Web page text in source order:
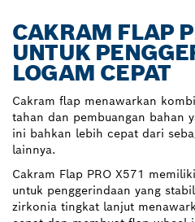
CAKRAM FLAP
UNTUK
LOGAM CEPAT
Cakram flap menawarkan
tahan dan pembuangan bahan
ini bahkan lebih cepat dari
lainnya.
Cakram Flap PRO X571
untuk penggerindaan yang
zirkonia tingkat lanjut